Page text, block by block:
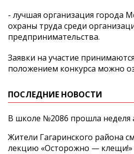
- лучшая организация города
охраны труда среди
предпринимательства.
Заявки на участие
положением конкурса можно
ПОСЛЕДНИЕ НОВОСТИ
В школе №2086 прошла неделя
Жители Гагаринского района
лекцию «Осторожно — клещи!»